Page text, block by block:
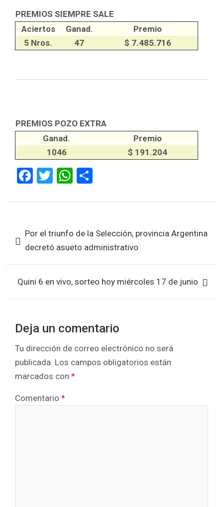
PREMIOS SIEMPRE SALE
Aciertos
Ganad.
Premio
5 Nros.
47 $ 7.485.716
PREMIOS POZO EXTRA
Ganad.
Premio
1046
$ 191.204
F
ce
o
o
k
T
tt
W
at
A
p
p
ar
de Por el triunfo de la Selección, provincia Argentina
decretó asueto administrativo
Quini 6 en vivo, sorteo hoy miércoles 17 de junio
Deja un comentario
Tu dirección de correo electrónico no será
publicada. Los campos obligatorios están
marcados con *
Comentario *